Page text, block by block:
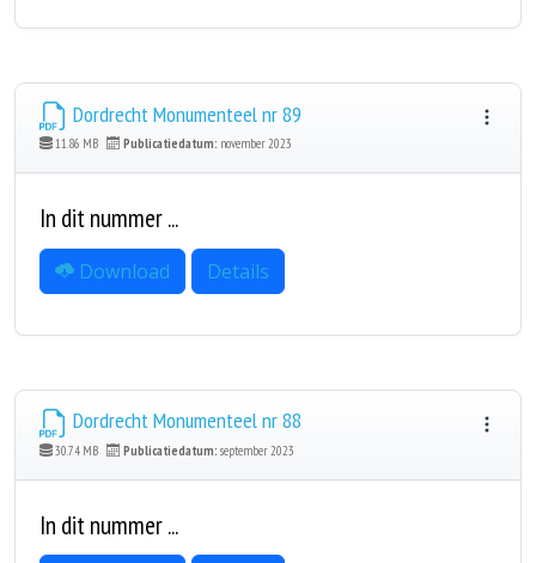
Dordrecht Monumenteel nr 89
11.86 MB Publicatiedatum: november 2023
In dit nummer ...
Download Details
Dordrecht Monumenteel nr 88
30.74 MB Publicatiedatum: september 2023
In dit nummer ...